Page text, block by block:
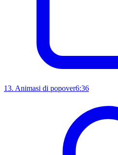
13. Animasi di popover6:36